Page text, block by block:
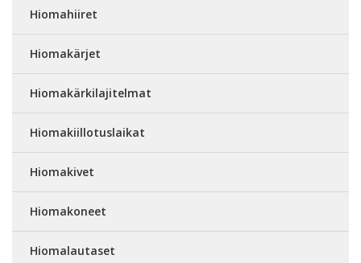
Hiomahiiret
Hiomakärjet
Hiomakärkilajitelmat
Hiomakiillotuslaikat
Hiomakivet
Hiomakoneet
Hiomalautaset